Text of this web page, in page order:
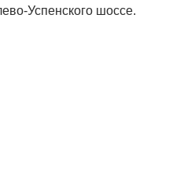
Успенского шоссе.